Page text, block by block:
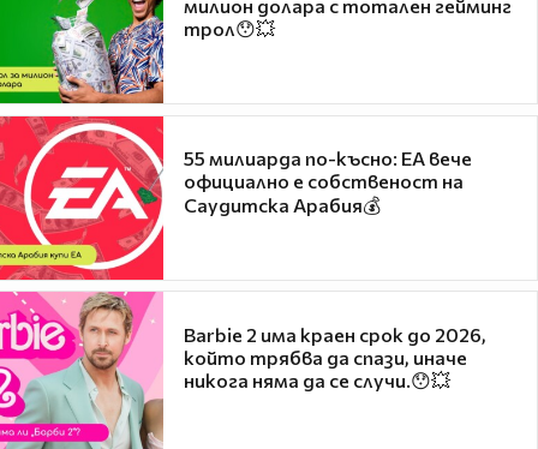
милион долара с тотален гейминг
трол😯💥
55 милиарда по-късно: EA вече
официално е собственост на
Саудитска Арабия💰
Barbie 2 има краен срок до 2026,
който трябва да спази, иначе
никога няма да се случи.😯💥